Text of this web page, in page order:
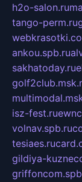
h2o-salon.ru
tango-perm.ru
ankou.spb.ru
sakhatoday.ru
isz-fest.ru
volnav.spb.ru
tesiaes.ru
gildiya-